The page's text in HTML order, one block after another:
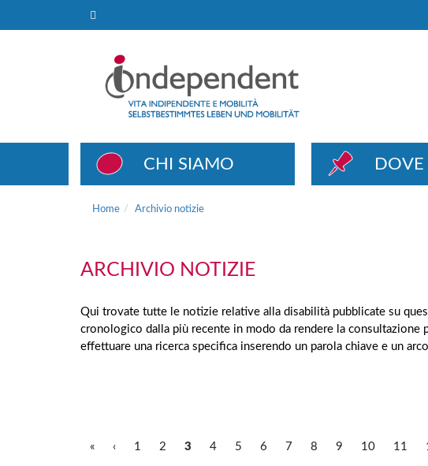
CHI SIAMO
Home Archivio notizie
ARCHIVIO NOTIZIE
Qui trovate tutte le notizie relative alla disabilità pubblicate su
cronologico dalla più recente in modo da rendere la
effettuare una ricerca specifica inserendo un parola chiave e un
« ‹ 1 2 3 4 5 6 7 8 9 10 11